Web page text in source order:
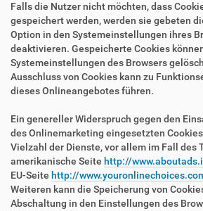
Falls die Nutzer nicht möchten, dass
gespeichert werden, werden sie gebeten
Option in den Systemeinstellungen ihres
deaktivieren. Gespeicherte Cookies
Systemeinstellungen des Browsers
Ausschluss von Cookies kann zu
dieses Onlineangebotes führen.
Ein genereller Widerspruch gegen den
des Onlinemarketing eingesetzten
Vielzahl der Dienste, vor allem im Fall des
amerikanische Seite http://
EU-Seite http://
Weiteren kann die Speicherung von
Abschaltung in den Einstellungen des